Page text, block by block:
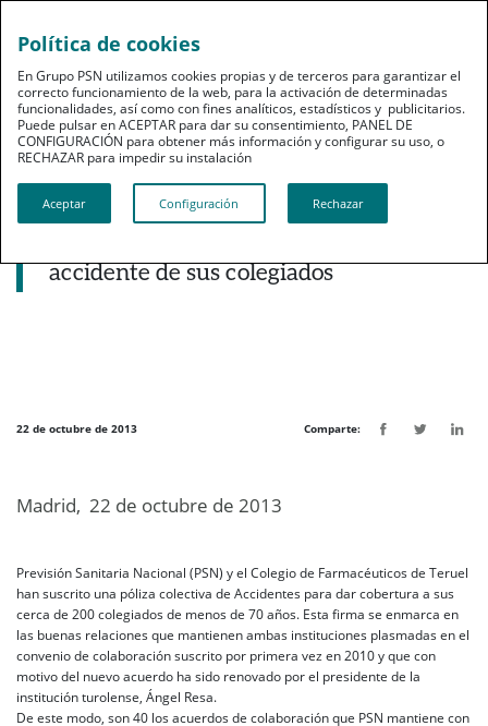
Noticias destacadas
El Colegio de Farmacéuticos de Teruel
accidente de sus colegiados
22 de octubre de 2013 Comparte:
Madrid, 22 de octubre de 2013
Previsión Sanitaria Nacional (PSN) y el Colegio de Farmacéuticos de Teruel
han suscrito una póliza colectiva de Accidentes para dar cobertura a sus
cerca de 200 colegiados de menos de 70 años. Esta firma se enmarca en
las buenas relaciones que mantienen ambas instituciones plasmadas en el
convenio de colaboración suscrito por primera vez en 2010 y que con
motivo del nuevo acuerdo ha sido renovado por el presidente de la
institución turolense, Ángel Resa.
De este modo, son 40 los acuerdos de colaboración que PSN mantiene con
Política de cookies
En Grupo PSN utilizamos cookies propias y de terceros para garantizar el
correcto funcionamiento de la web, para la activación de determinadas
funcionalidades, así como con fines analíticos, estadísticos y publicitarios.
Puede pulsar en ACEPTAR para dar su consentimiento, PANEL DE
CONFIGURACIÓN para obtener más información y configurar su uso, o
RECHAZAR para impedir su instalación​​​​​​​
Aceptar Configuración Rechazar